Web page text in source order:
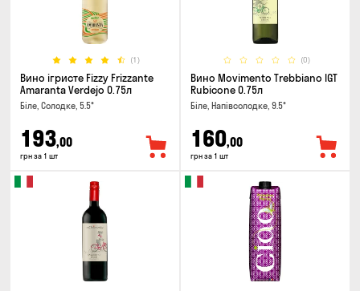
(1)
Вино ігристе Fizzy Frizzante
Amaranta Verdejo 0.75л
Біле, Солодке, 5.5°
193,00
грн за 1 шт
(0)
Вино Movimento Trebbiano IGT
Rubicone 0.75л
Біле, Напівсолодке, 9.5°
160,00
грн за 1 шт